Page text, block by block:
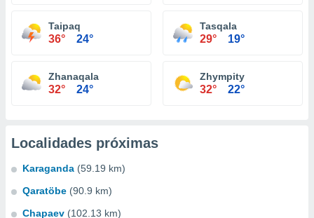
Taipaq
36° 24°
Tasqala
29° 19°
Zhanaqala
32° 24°
Zhympity
32° 22°
Localidades próximas
Karaganda (59.19 km)
Qaratöbe (90.9 km)
Chapaev (102.13 km)